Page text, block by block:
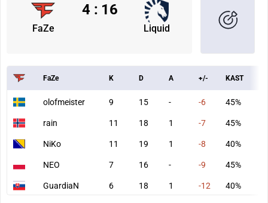
FaZe Liquid
4 : 16
FaZe K D A +/- KAST
olofmeister 9 15 - -6 45%
rain 11 18 1 -7 45%
NiKo 11 19 1 -8 40%
NEO 7 16 - -9 45%
GuardiaN 6 18 1 -12 40%